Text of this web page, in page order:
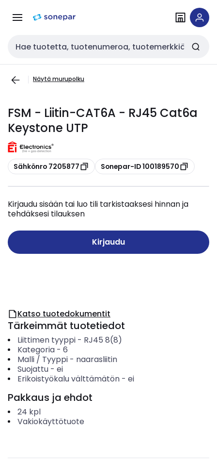
navigointiinsisältöön
Haku
Näytä murupolku
FSM - Liitin-CAT6A - RJ45 Cat6a
Keystone UTP
Kopioi
Sähkönro 7205877 Kopioi
Sonepar-ID 100189570
Kirjaudu sisään tai luo tili tarkistaaksesi hinnan ja
tehdäksesi tilauksen
Kirjaudu
Katso tuotedokumentit
Tärkeimmät tuotetiedot
Liittimen tyyppi- RJ45 8(8)
Kategoria- 6
Malli / Tyyppi- naarasliitin
Suojattu- ei
Erikoistyökalu välttämätön- ei
Pakkaus ja ehdot
24 kpl
Vakiokäyttötuote